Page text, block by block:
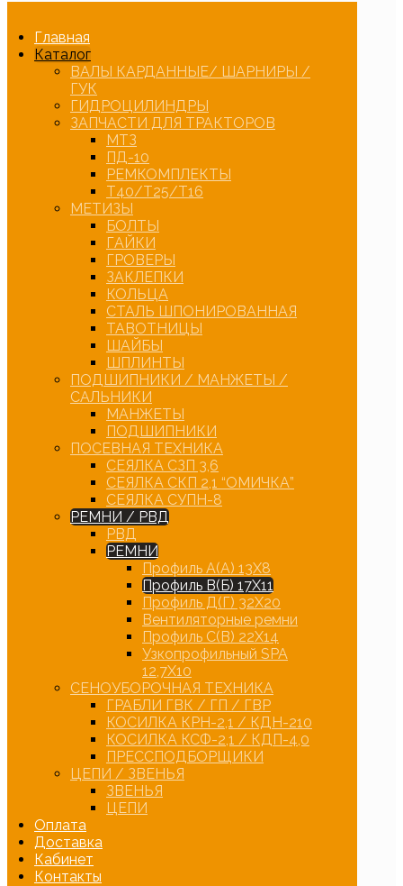
Главная
Каталог
ВАЛЫ КАРДАННЫЕ/ ШАРНИРЫ /
ГУК
ГИДРОЦИЛИНДРЫ
ЗАПЧАСТИ ДЛЯ ТРАКТОРОВ
МТЗ
ПД-10
РЕМКОМПЛЕКТЫ
Т40/Т25/Т16
МЕТИЗЫ
БОЛТЫ
ГАЙКИ
ГРОВЕРЫ
ЗАКЛЕПКИ
КОЛЬЦА
СТАЛЬ ШПОНИРОВАННАЯ
ТАВОТНИЦЫ
ШАЙБЫ
ШПЛИНТЫ
ПОДШИПНИКИ / МАНЖЕТЫ /
САЛЬНИКИ
МАНЖЕТЫ
ПОДШИПНИКИ
ПОСЕВНАЯ ТЕХНИКА
СЕЯЛКА СЗП 3,6
СЕЯЛКА СКП 2,1 “ОМИЧКА”
СЕЯЛКА СУПН-8
РЕМНИ / РВД
РВД
РЕМНИ
Профиль А(А) 13Х8
Профиль В(Б) 17Х11
Профиль Д(Г) 32Х20
Вентиляторные ремни
Профиль С(В) 22Х14
Узкопрофильный SPA
12,7Х10
СЕНОУБОРОЧНАЯ ТЕХНИКА
ГРАБЛИ ГВК / ГП / ГВР
КОСИЛКА КРН-2,1 / КДН-210
КОСИЛКА КСФ-2,1 / КДП-4,0
ПРЕССПОДБОРЩИКИ
ЦЕПИ / ЗВЕНЬЯ
ЗВЕНЬЯ
ЦЕПИ
Оплата
Доставка
Кабинет
Контакты